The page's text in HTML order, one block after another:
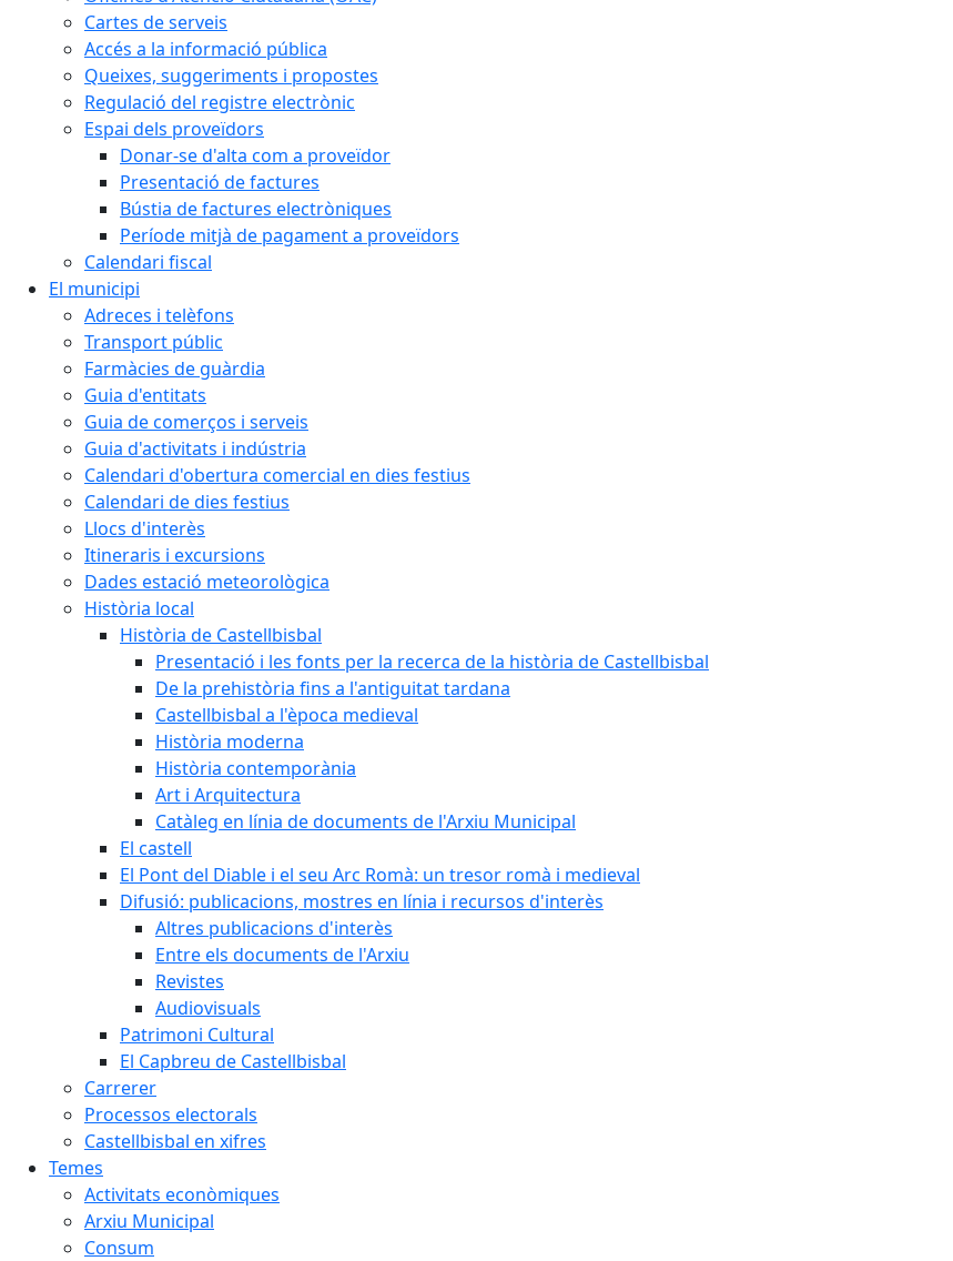
Cartes de serveis
Accés a la informació pública
Queixes, suggeriments i propostes
Regulació del registre electrònic
Espai dels proveïdors
Donar-se d'alta com a proveïdor
Presentació de factures
Bústia de factures electròniques
Període mitjà de pagament a proveïdors
Calendari fiscal
El municipi
Adreces i telèfons
Transport públic
Farmàcies de guàrdia
Guia d'entitats
Guia de comerços i serveis
Guia d'activitats i indústria
Calendari d'obertura comercial en dies festius
Calendari de dies festius
Llocs d'interès
Itineraris i excursions
Dades estació meteorològica
Història local
Història de Castellbisbal
Presentació i les fonts per la recerca de la història de Castellbisbal
De la prehistòria fins a l'antiguitat tardana
Castellbisbal a l'època medieval
Història moderna
Història contemporània
Art i Arquitectura
Catàleg en línia de documents de l'Arxiu Municipal
El castell
El Pont del Diable i el seu Arc Romà: un tresor romà i medieval
Difusió: publicacions, mostres en línia i recursos d'interès
Altres publicacions d'interès
Entre els documents de l'Arxiu
Revistes
Audiovisuals
Patrimoni Cultural
El Capbreu de Castellbisbal
Carrerer
Processos electorals
Castellbisbal en xifres
Temes
Activitats econòmiques
Arxiu Municipal
Consum